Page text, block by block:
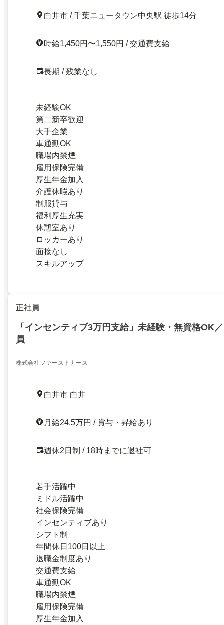
白井市 / 千葉ニュータウン中央駅 徒歩14分
時給1,450円〜1,550円 / 交通費支給
長期 / 残業なし
未経験OK
第二新卒歓迎
大手企業
車通勤OK
職場内禁煙
雇用保険完備
厚生年金加入
介護休暇あり
制服貸与
福利厚生充実
休憩室あり
ロッカーあり
面接なし
スキルアップ
正社員
「インセンティブ3万円支給」未経験・無資格OK
員
株式会社ファーストナース
白井市 白井
月給24.5万円 / 賞与・昇給あり
週休2日制 / 18時までに退社可
若手活躍中
ミドル活躍中
社会保険完備
インセンティブあり
シフト制
年間休日100日以上
退職金制度あり
交通費支給
車通勤OK
職場内禁煙
雇用保険完備
厚生年金加入